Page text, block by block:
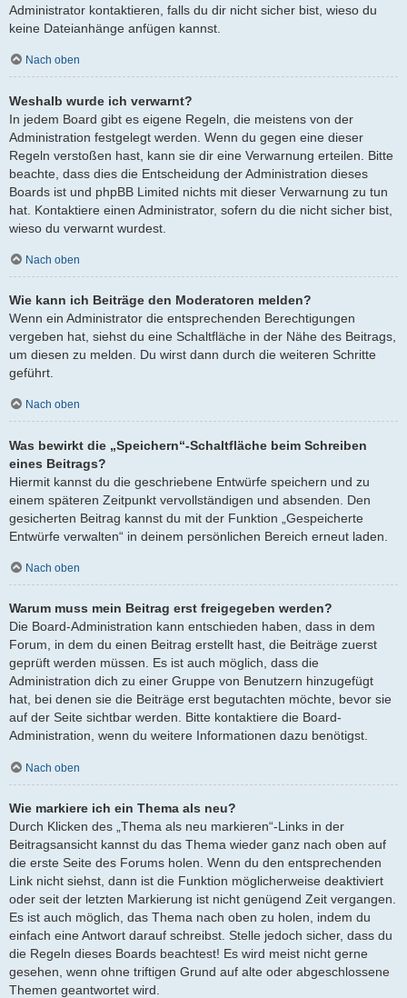
Administrator kontaktieren, falls du dir nicht sicher bist, wieso du
keine Dateianhänge anfügen kannst.
Nach oben
Weshalb wurde ich verwarnt?
In jedem Board gibt es eigene Regeln, die meistens von der
Administration festgelegt werden. Wenn du gegen eine dieser
Regeln verstoßen hast, kann sie dir eine Verwarnung erteilen. Bitte
beachte, dass dies die Entscheidung der Administration dieses
Boards ist und phpBB Limited nichts mit dieser Verwarnung zu tun
hat. Kontaktiere einen Administrator, sofern du die nicht sicher bist,
wieso du verwarnt wurdest.
Nach oben
Wie kann ich Beiträge den Moderatoren melden?
Wenn ein Administrator die entsprechenden Berechtigungen
vergeben hat, siehst du eine Schaltfläche in der Nähe des Beitrags,
um diesen zu melden. Du wirst dann durch die weiteren Schritte
geführt.
Nach oben
Was bewirkt die „Speichern“-Schaltfläche beim Schreiben
eines Beitrags?
Hiermit kannst du die geschriebene Entwürfe speichern und zu
einem späteren Zeitpunkt vervollständigen und absenden. Den
gesicherten Beitrag kannst du mit der Funktion „Gespeicherte
Entwürfe verwalten“ in deinem persönlichen Bereich erneut laden.
Nach oben
Warum muss mein Beitrag erst freigegeben werden?
Die Board-Administration kann entschieden haben, dass in dem
Forum, in dem du einen Beitrag erstellt hast, die Beiträge zuerst
geprüft werden müssen. Es ist auch möglich, dass die
Administration dich zu einer Gruppe von Benutzern hinzugefügt
hat, bei denen sie die Beiträge erst begutachten möchte, bevor sie
auf der Seite sichtbar werden. Bitte kontaktiere die Board-
Administration, wenn du weitere Informationen dazu benötigst.
Nach oben
Wie markiere ich ein Thema als neu?
Durch Klicken des „Thema als neu markieren“-Links in der
Beitragsansicht kannst du das Thema wieder ganz nach oben auf
die erste Seite des Forums holen. Wenn du den entsprechenden
Link nicht siehst, dann ist die Funktion möglicherweise deaktiviert
oder seit der letzten Markierung ist nicht genügend Zeit vergangen.
Es ist auch möglich, das Thema nach oben zu holen, indem du
einfach eine Antwort darauf schreibst. Stelle jedoch sicher, dass du
die Regeln dieses Boards beachtest! Es wird meist nicht gerne
gesehen, wenn ohne triftigen Grund auf alte oder abgeschlossene
Themen geantwortet wird.